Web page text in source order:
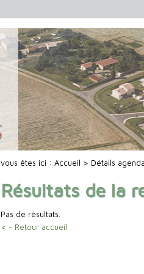
vous êtes ici : Accueil > Détails
Résultats de la
Pas de résultats.
< - Retour accueil